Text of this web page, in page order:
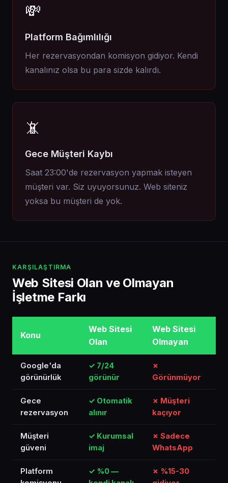
💸
Platform Bağımlılığı
Her rezervasyondan komisyon gidiyor. Kendi
kanalınız olsa bu para sizde kalırdı.
📵
Gece Müşteri Kaybı
Saat 23:00'de rezervasyon yapmak isteyen
müşteri var. Siz uyuyorsunuz. Web siteniz
yoksa bu müşteri de yok.
KARŞILAŞTIRMA
Web Sitesi Olan ve Olmayan
İşletme Farkı
Konu
Web Sitesi
Olan
Web Sitesi
Olmayan
Google'da
görünürlük
✓ 7/24
görünür
✗
Görünmüyor
Gece
rezervasyon
✓ Otomatik
alınır
✗ Müşteri
kaçıyor
Müşteri
güveni
✓ Kurumsal
imaj
✗ Sadece
WhatsApp
Platform
✓ %0 —
✗ %15-30